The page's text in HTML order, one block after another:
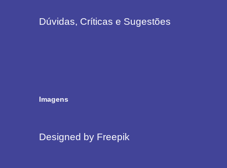
Dúvidas, Críticas e Sugestões
Imagens
Designed by Freepik